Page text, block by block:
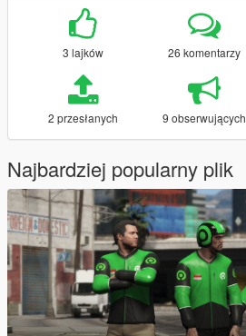
3 lajków 26 komentarzy
2 przesłanych 9 obserwujących
Najbardziej popularny plik